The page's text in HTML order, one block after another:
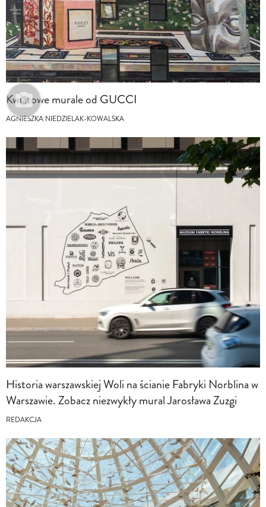
Kwiatowe murale od GUCCI
AGNIESZKA NIEDZIELAK-KOWALSKA
Historia warszawskiej Woli na ścianie Fabryki Norblina w
Warszawie. Zobacz niezwykły mural Jarosława Zuzgi
REDAKCJA